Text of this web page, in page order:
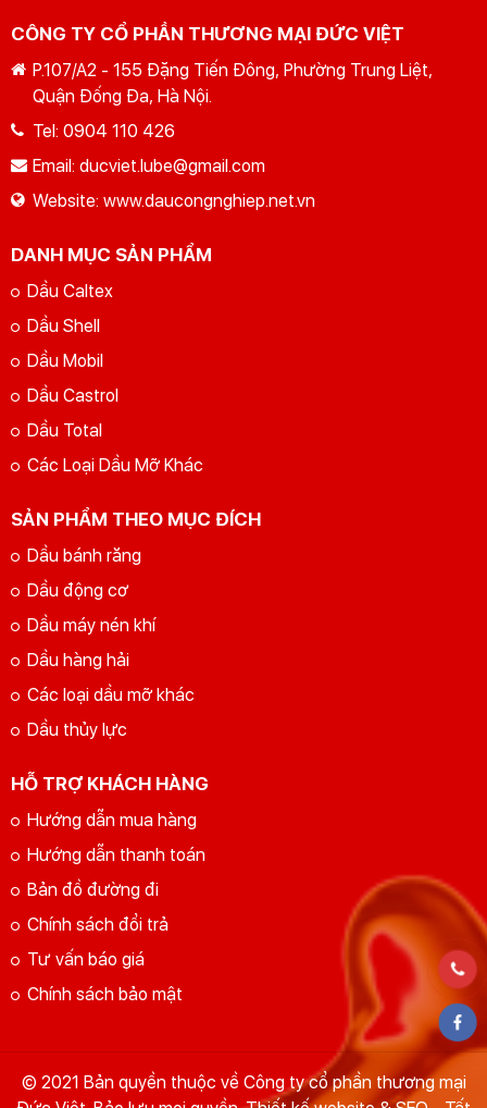
CÔNG TY CỔ PHẦN THƯƠNG MẠI ĐỨC VIỆT
P.107/A2 - 155 Đặng Tiến Đông, Phường Trung Liệt,
Quận Đống Đa, Hà Nội.
Tel: 0904 110 426
Email: ducviet.lube@gmail.com
Website: www.daucongnghiep.net.vn
DANH MỤC SẢN PHẨM
Dầu Caltex
Dầu Shell
Dầu Mobil
Dầu Castrol
Dầu Total
Các Loại Dầu Mỡ Khác
SẢN PHẨM THEO MỤC ĐÍCH
Dầu bánh răng
Dầu động cơ
Dầu máy nén khí
Dầu hàng hải
Các loại dầu mỡ khác
Dầu thủy lực
HỖ TRỢ KHÁCH HÀNG
Hướng dẫn mua hàng
Hướng dẫn thanh toán
Bản đồ đường đi
Chính sách đổi trả
Tư vấn báo giá
Chính sách bảo mật
© 2021 Bản quyền thuộc về Công ty cổ phần thương mại